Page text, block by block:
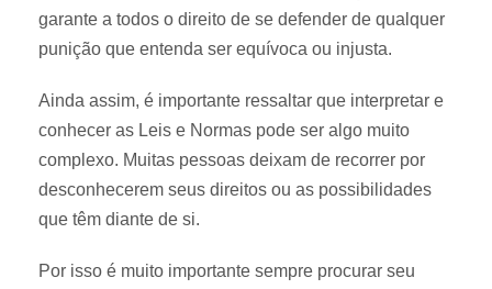
garante a todos o direito de se defender de qualquer
punição que entenda ser equívoca ou injusta.
Ainda assim, é importante ressaltar que interpretar e
conhecer as Leis e Normas pode ser algo muito
complexo. Muitas pessoas deixam de recorrer por
desconhecerem seus direitos ou as possibilidades
que têm diante de si.
Por isso é muito importante sempre procurar seu